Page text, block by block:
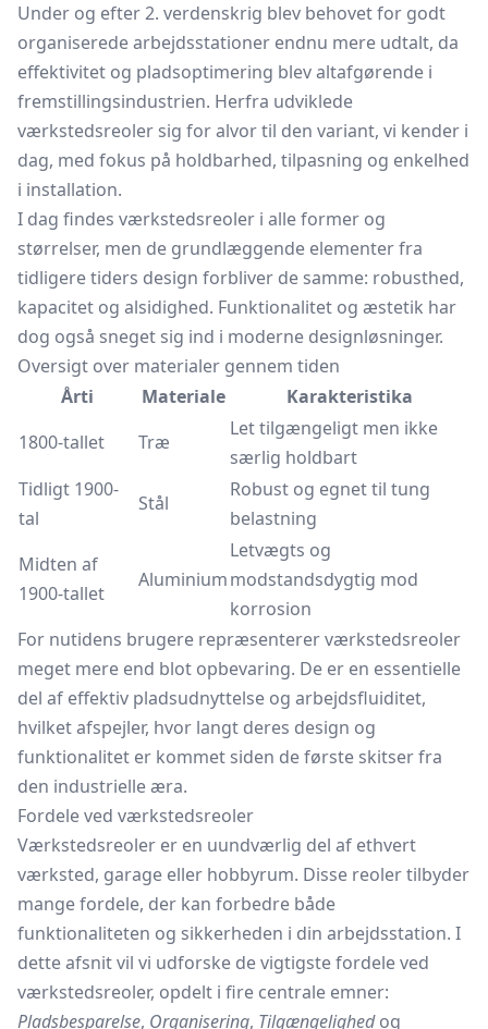
Under og efter 2. verdenskrig blev behovet for godt
organiserede arbejdsstationer endnu mere udtalt, da
effektivitet og pladsoptimering blev altafgørende i
fremstillingsindustrien. Herfra udviklede
værkstedsreoler sig for alvor til den variant, vi kender i
dag, med fokus på holdbarhed, tilpasning og enkelhed
i installation.
I dag findes værkstedsreoler i alle former og
størrelser, men de grundlæggende elementer fra
tidligere tiders design forbliver de samme: robusthed,
kapacitet og alsidighed. Funktionalitet og æstetik har
dog også sneget sig ind i moderne designløsninger.
Oversigt over materialer gennem tiden
Årti
Materiale
Karakteristika
1800-tallet
Træ
Let tilgængeligt men ikke
særlig holdbart
Tidligt 1900-
tal
Stål
Robust og egnet til tung
belastning
Midten af
1900-tallet
Aluminium
Letvægts og
modstandsdygtig mod
korrosion
For nutidens brugere repræsenterer værkstedsreoler
meget mere end blot opbevaring. De er en essentielle
del af effektiv pladsudnyttelse og arbejdsfluiditet,
hvilket afspejler, hvor langt deres design og
funktionalitet er kommet siden de første skitser fra
den industrielle æra.
Fordele ved værkstedsreoler
Værkstedsreoler er en uundværlig del af ethvert
værksted, garage eller hobbyrum. Disse reoler tilbyder
mange fordele, der kan forbedre både
funktionaliteten og sikkerheden i din arbejdsstation. I
dette afsnit vil vi udforske de vigtigste fordele ved
værkstedsreoler, opdelt i fire centrale emner:
Pladsbesparelse, Organisering, Tilgængelighedog